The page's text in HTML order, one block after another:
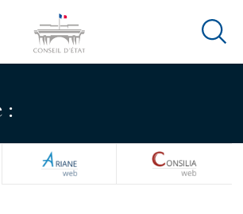
Ouvrir
:
ARIANEWEB